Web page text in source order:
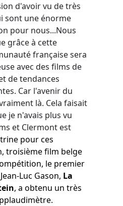
d'avoir vu de très
sont une énorme
pour nous...Nous
grâce à cette
française sera
avec des films de
de tendances
Car l'avenir du
là. Cela faisait
je n'avais plus vu
et Clermont est
pour ces
troisième film belge
le premier
Luc Gason, La
, a obtenu un très